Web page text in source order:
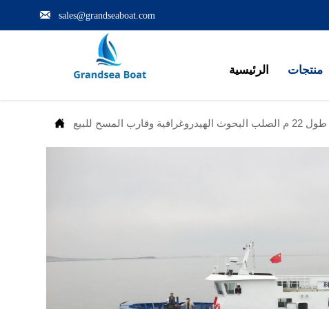
 sales@grandseaboat.com
الرئيسية منتجات
 طول 22 م الصلب البحوث الهيدروغرافية وقارب المسح للبيع